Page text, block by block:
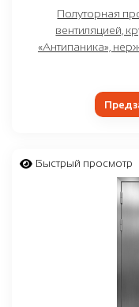
Полуторная
вентиляцией,
«Антипаника»,
Быстрый просмотр